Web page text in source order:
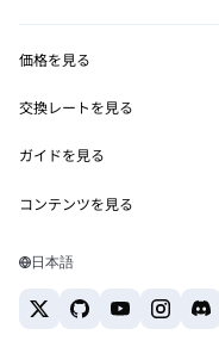
MetaMask Connect
Snaps
Web3サービス
セキュリティ
サポート
キャリア
お問い合わせ
価格を見る
イーサリアムの価格
Solanaの価格
Tetherの価格
交換レートを見る
ETH→USD
USDT→INR
BTC→INR
ETH→USDT
ガイドを見る
ETHの購入
USDTの購入
コンテンツを見る
Solanaウォレット
日本語